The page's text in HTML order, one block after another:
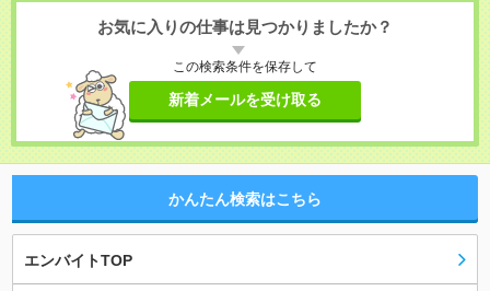
お気に入りの仕事は見つかりましたか？
この検索条件を保存して
新着メールを受け取る
かんたん検索はこちら
エンバイトTOP